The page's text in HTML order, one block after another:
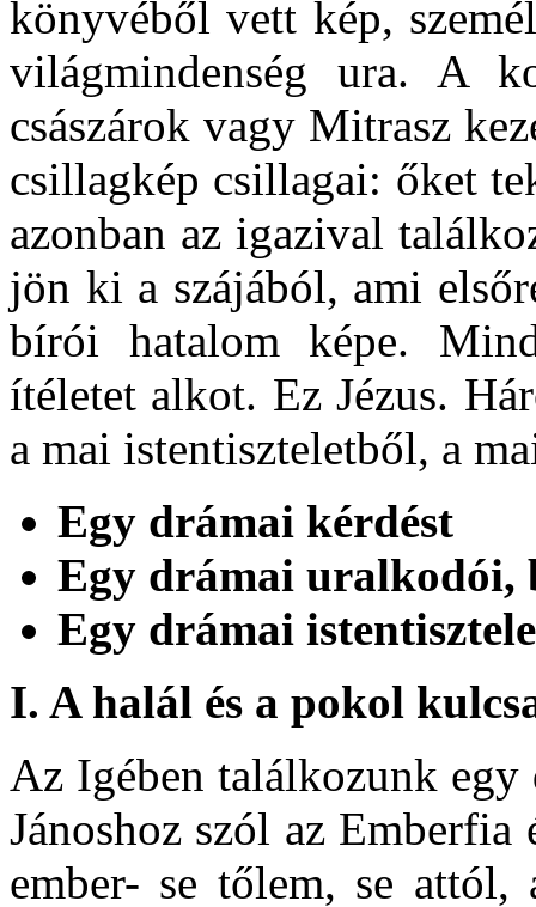
könyvéből vett kép,
világmindenség ura. A
császárok vagy Mitrasz
csillagkép csillagai: őket
azonban az igazival
jön ki a szájából, ami
bírói hatalom képe.
ítéletet alkot. Ez Jézus.
a mai istentiszteletből, a
Egy drámai kérdést
Egy drámai uralkodói,
Egy drámai
I. A halál és a pokol
Az Igében találkozunk egy
Jánoshoz szól az
ember- se tőlem, se